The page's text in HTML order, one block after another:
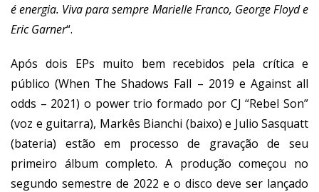
é energia. Viva para sempre Marielle Franco, George Floyd e
Eric Garner“.
Após dois EPs muito bem recebidos pela crítica e
público (When The Shadows Fall – 2019 e Against all
odds – 2021) o power trio formado por CJ “Rebel Son”
(voz e guitarra), Markês Bianchi (baixo) e Julio Sasquatt
(bateria) estão em processo de gravação de seu
primeiro álbum completo. A produção começou no
segundo semestre de 2022 e o disco deve ser lançado